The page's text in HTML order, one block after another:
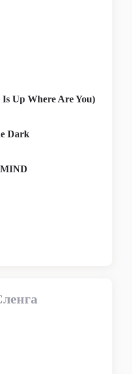
Up Where Are You)
Dark